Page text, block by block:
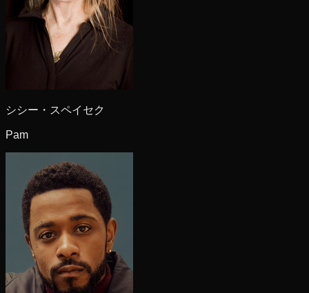
シシー・スペイセク
Pam